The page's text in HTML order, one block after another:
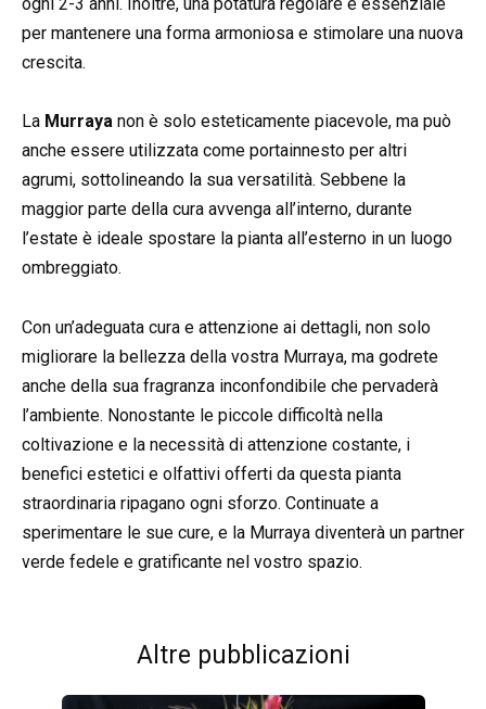
per mantenere una forma armoniosa e stimolare una nuova
crescita.
La Murraya non è solo esteticamente piacevole, ma può
anche essere utilizzata come portainnesto per altri
agrumi, sottolineando la sua versatilità. Sebbene la
maggior parte della cura avvenga all’interno, durante
l’estate è ideale spostare la pianta all’esterno in un luogo
ombreggiato.
Con un’adeguata cura e attenzione ai dettagli, non solo
migliorare la bellezza della vostra Murraya, ma godrete
anche della sua fragranza inconfondibile che pervaderà
l’ambiente. Nonostante le piccole difficoltà nella
coltivazione e la necessità di attenzione costante, i
benefici estetici e olfattivi offerti da questa pianta
straordinaria ripagano ogni sforzo. Continuate a
sperimentare le sue cure, e la Murraya diventerà un partner
verde fedele e gratificante nel vostro spazio.
Altre pubblicazioni